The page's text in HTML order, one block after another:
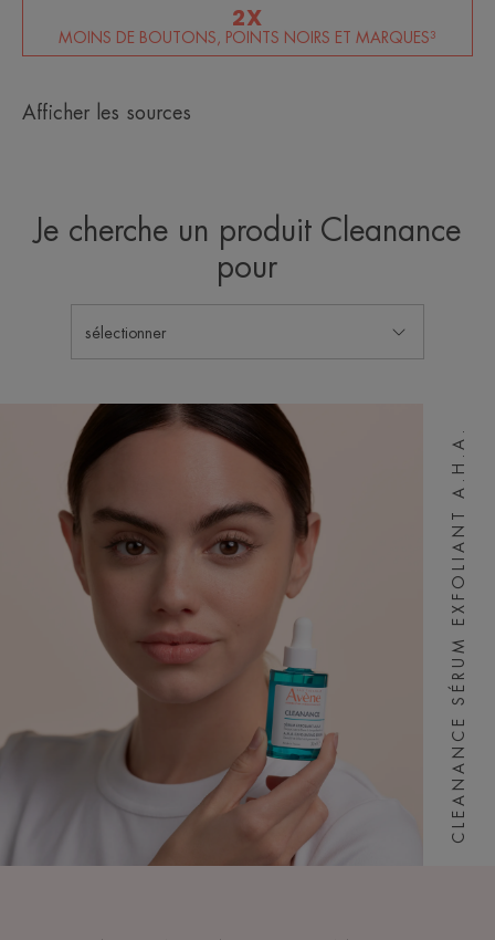
2X
MOINS DE BOUTONS, POINTS NOIRS ET MARQUES³
Afficher les sources
Je cherche un produit Cleanance
pour
sélectionner
CLEANANCE SÉRUM EXFOLIANT A.H.A.